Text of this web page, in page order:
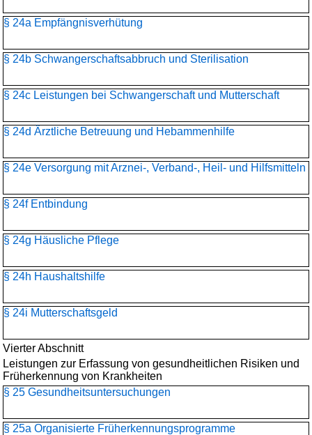
§ 24a Empfängnisverhütung
§ 24b Schwangerschaftsabbruch und Sterilisation
§ 24c Leistungen bei Schwangerschaft und Mutterschaft
§ 24d Ärztliche Betreuung und Hebammenhilfe
§ 24e Versorgung mit Arznei-, Verband-, Heil- und Hilfsmitteln
§ 24f Entbindung
§ 24g Häusliche Pflege
§ 24h Haushaltshilfe
§ 24i Mutterschaftsgeld
Vierter Abschnitt
Leistungen zur Erfassung von gesundheitlichen Risiken und
Früherkennung von Krankheiten
§ 25 Gesundheitsuntersuchungen
§ 25a Organisierte Früherkennungsprogramme